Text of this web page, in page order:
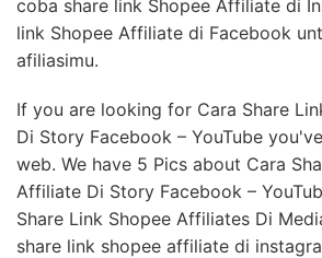
promosi khusus yang ditawarkan
kepada teman-teman atau
dilakukan oleh siapa saja. Jadi,
coba share link Shopee Affiliate di
link Shopee Affiliate di Facebook
afiliasimu.
If you are looking for Cara Share